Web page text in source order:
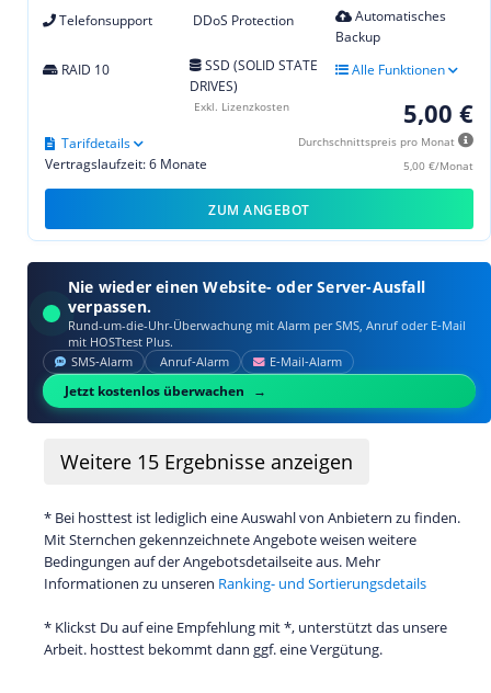
Telefonsupport DDoS Protection
Automatisches
Backup
RAID 10
SSD (SOLID STATE
DRIVES)
Alle Funktionen
5,00 €
Durchschnittspreis pro Monat
5,00 €/Monat
Vertragslaufzeit: 6 Monate
Tarifdetails
Exkl. Lizenzkosten
ZUM ANGEBOT
Nie wieder einen Website- oder Server-Ausfall
verpassen.
Rund-um-die-Uhr-Überwachung mit Alarm per SMS, Anruf oder E‑Mail
mit HOSTtest Plus.
SMS‑Alarm Anruf‑Alarm E‑Mail‑Alarm
Jetzt kostenlos überwachen
Weitere 15 Ergebnisse anzeigen
* Bei hosttest ist lediglich eine Auswahl von Anbietern zu finden.
Mit Sternchen gekennzeichnete Angebote weisen weitere
Bedingungen auf der Angebotsdetailseite aus. Mehr
Informationen zu unseren Ranking- und Sortierungsdetails
* Klickst Du auf eine Empfehlung mit *, unterstützt das unsere
Arbeit. hosttest bekommt dann ggf. eine Vergütung.